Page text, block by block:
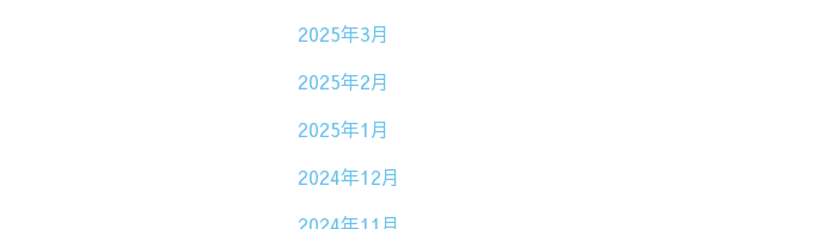
2025年3月
2025年2月
2025年1月
2024年12月